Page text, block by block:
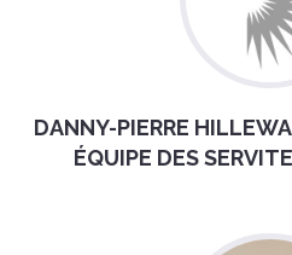
DANNY-PIERRE
ÉQUIPE DES